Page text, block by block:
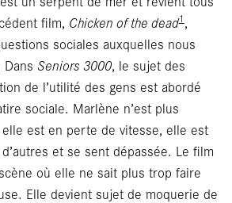
film, Chicken of the dead1,
sociales auxquelles nous
Seniors 3000, le sujet des
de l’utilité des gens est abordé
sociale. Marlène n’est plus
est en perte de vitesse, elle est
et se sent dépassée. Le film
où elle ne sait plus trop faire
Elle devient sujet de moquerie de